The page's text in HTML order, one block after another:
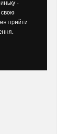
-
свою
прийти